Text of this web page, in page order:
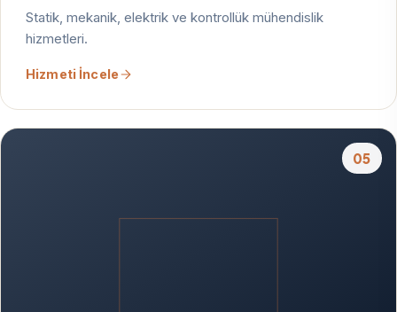
Statik, mekanik, elektrik ve kontrollük mühendislik
hizmetleri.
Hizmeti İncele
05